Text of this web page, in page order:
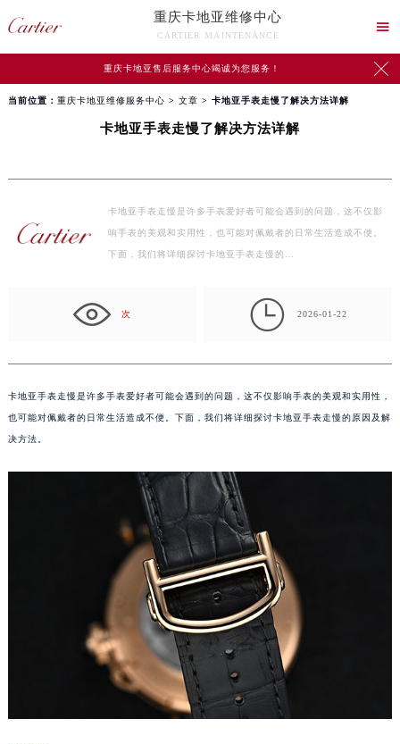
重庆卡地亚维修中心
CARTIER MAINTENANCE

重庆卡地亚售后服务中心竭诚为您服务！ 
当前位置： 重庆卡地亚维修服务中心 > 文章 > 卡地亚手表走慢了解决方法详解
卡地亚手表走慢了解决方法详解
卡地亚手表走慢是许多手表爱好者可能会遇到的问题，这不仅影
响手表的美观和实用性，也可能对佩戴者的日常生活造成不便。
下面，我们将详细探讨卡地亚手表走慢的…
次  2026-01-22
卡地亚手表走慢是许多手表爱好者可能会遇到的问题，这不仅影响手表的美观和实用性，
也可能对佩戴者的日常生活造成不便。下面，我们将详细探讨卡地亚手表走慢的原因及解
决方法。